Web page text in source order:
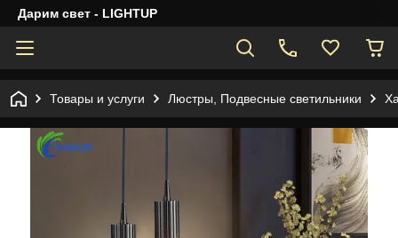
Дарим свет - LIGHTUP
Товары и услуги Люстры, Подвесные светильники